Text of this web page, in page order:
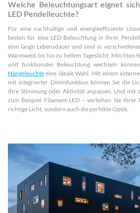
Welche Beleuchtungsart eignet
LED Pendelleuchte?
Für eine nachhaltige und energieeffiziente
besten für eine LED-Beleuchtung in Ihrer
eine lange Lebensdauer und sind in
Warmweiß bis hin zu hellem Tageslicht. Möchten
und funktionaler Beleuchtung wechseln
Hängeleuchte eine ideale Wahl. Mit einem
mit integrierter Dimmfunktion können Sie die
Ihre Stimmung oder Aktivität anpassen. Und mit
zum Beispiel Filament-LED – verleihen Sie
richtige Licht, sondern auch die perfekte Optik.